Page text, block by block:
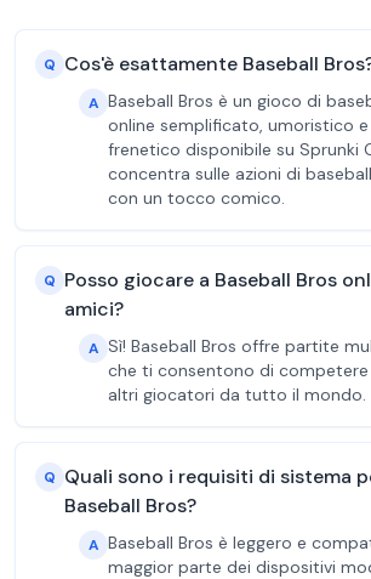
Q Cos'è esattamente Baseball
A Baseball Bros è un gioco di
online semplificato, umoristico
frenetico disponibile su Sprunki
concentra sulle azioni di
con un tocco comico.
Q Posso giocare a Baseball Bros
amici?
A Sì! Baseball Bros offre partite
che ti consentono di
altri giocatori da tutto il mondo.
Q Quali sono i requisiti di sistema
Baseball Bros?
A Baseball Bros è leggero e
maggior parte dei dispositivi